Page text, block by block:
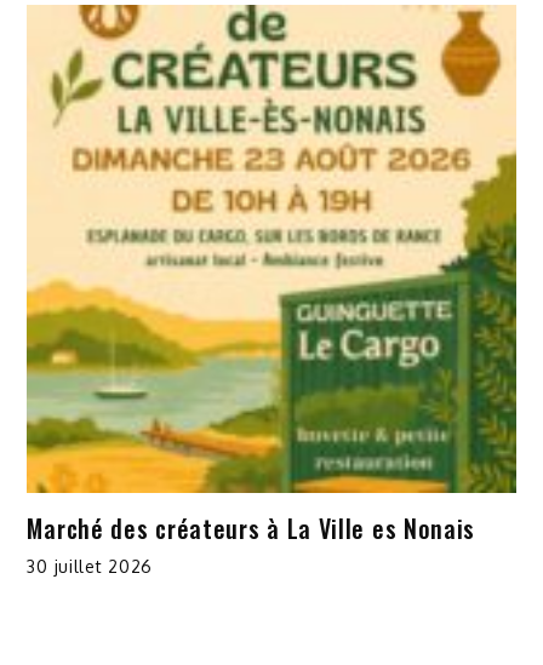
Marché des créateurs à La Ville es Nonais
30 juillet 2026